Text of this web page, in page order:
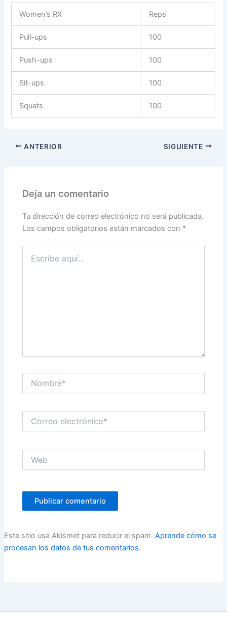
Women’s RX Reps
Pull-ups 100
Push-ups 100
Sit-ups 100
Squats 100
ANTERIOR SIGUIENTE
Deja un comentario
Tu dirección de correo electrónico no será publicada.
Los campos obligatorios están marcados con *
aquí...
electrónico*
Este sitio usa Akismet para reducir el spam. Aprende cómo se
procesan los datos de tus comentarios.